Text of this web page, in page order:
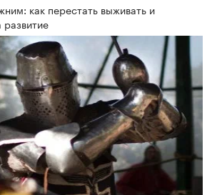
как перестать выживать и
развитие